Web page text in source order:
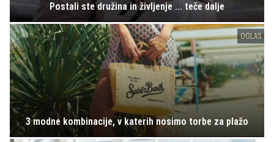
Postali ste družina in življenje ... teče dalje
OGLAS
3 modne kombinacije, v katerih nosimo torbe za plažo